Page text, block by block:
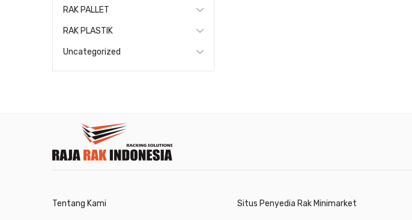
RAK PALLET
RAK PLASTIK
Uncategorized
Tentang Kami Situs Penyedia Rak Minimarket